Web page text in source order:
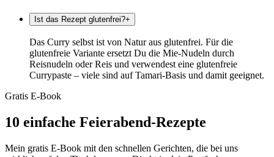
Ist das Rezept glutenfrei?+
Das Curry selbst ist von Natur aus glutenfrei. Für die
glutenfreie Variante ersetzt Du die Mie-Nudeln durch
Reisnudeln oder Reis und verwendest eine glutenfreie
Currypaste – viele sind auf Tamari-Basis und damit geeignet.
Gratis E-Book
10 einfache Feierabend-Rezepte
Mein gratis E-Book mit den schnellen Gerichten, die bei uns